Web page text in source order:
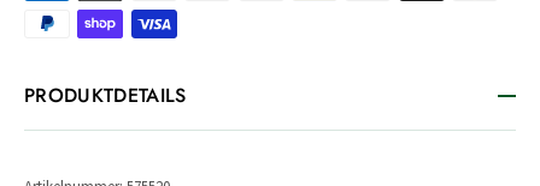
PRODUKTDETAILS